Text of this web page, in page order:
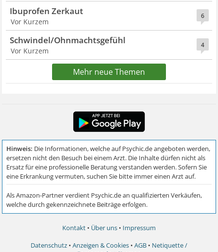
6
Ibuprofen Zerkaut
Vor Kurzem
4
Schwindel/Ohnmachtsgefühl
Vor Kurzem
Mehr neue Themen
Kontakt • Über uns • Impressum
Datenschutz • Anzeigen & Cookies • AGB • Netiquette /